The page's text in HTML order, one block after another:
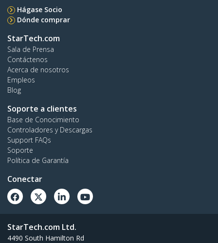
Hágase Socio
Dónde comprar
StarTech.com
Sala de Prensa
Contáctenos
Acerca de nosotros
Empleos
Blog
Soporte a clientes
Base de Conocimiento
Controladores y Descargas
Support FAQs
Soporte
Política de Garantía
Conectar
StarTech.com Ltd.
4490 South Hamilton Rd